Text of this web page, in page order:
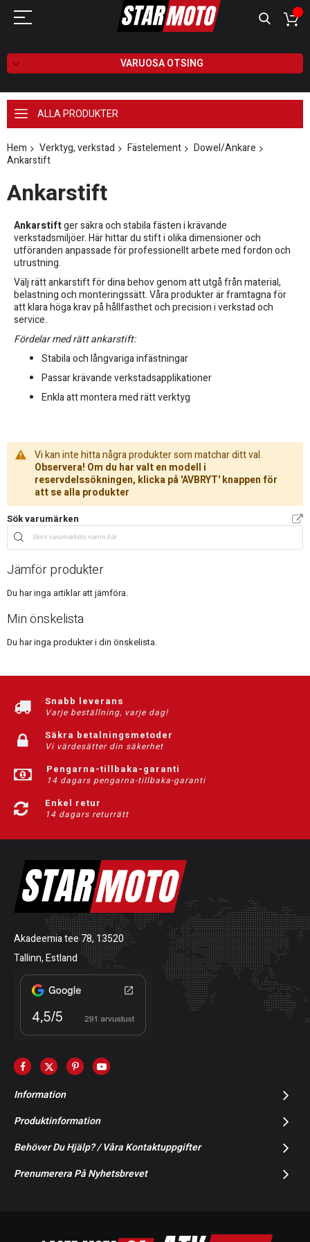
VARUOSA OTSING
ALLA PRODUKTER
Hem Verktyg, verkstad Fästelement
Dowel/Ankare
Ankarstift
Ankarstift
Ankarstiftger säkra och stabila fästen i krävande
verkstadsmiljöer. Här hittar du stift i olika dimensioner och
utföranden anpassade för professionellt arbete med fordon och
utrustning.
Välj rätt ankarstift för dina behov genom att utgå från material,
belastning och monteringssätt. Våra produkter är framtagna för
att klara höga krav på hållfasthet och precision i verkstad och
service.
Fördelar med rätt ankarstift:
Stabila och långvariga infästningar
Passar krävande verkstadsapplikationer
Enkla att montera med rätt verktyg
Vi kan inte hitta några produkter som matchar ditt val.
Observera! Om du har valt en modell i
reservdelssökningen, klicka på 'AVBRYT' knappen för
att se alla produkter
Sök varumärken
Jämför produkter
Du har inga artiklar att jämföra.
Min önskelista
Du har inga produkter i din önskelista.
Snabb leverans
Varje beställning, varje dag!
Säkra betalningsmetoder
Vi värdesätter din säkerhet
Pengarna-tillbaka-garanti
14 dagars pengarna-tillbaka-garanti
Enkel retur
14 dagars returrätt
Akadeemia tee 78, 13520
Tallinn, Estland
Information
Produktinformation
Behöver Du Hjälp? / Våra Kontaktuppgifter
Prenumerera På Nyhetsbrevet